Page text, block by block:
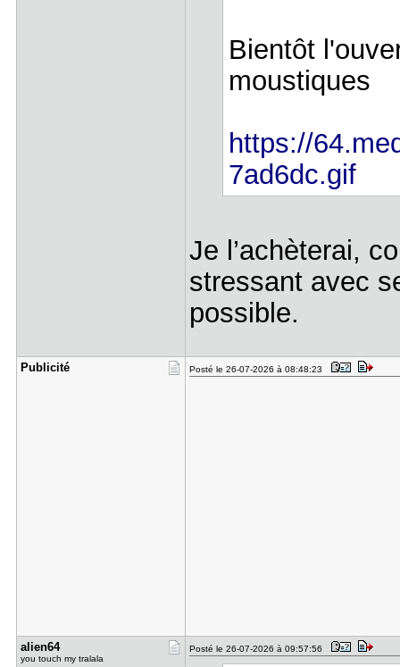
Bientôt
moustiques
https://
7ad6dc.gif
Je l’achèterai,
stressant avec
possible.
Publicité Posté le 26-07-2026 à 08:48:23
alien64
you touch my tralala
Posté le 26-07-2026 à 09:57:56